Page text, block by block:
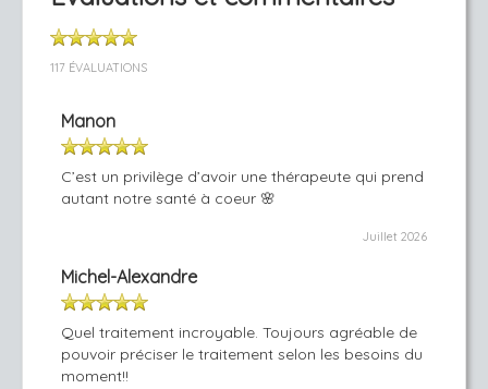
117 ÉVALUATIONS
Manon
C’est un privilège d’avoir une thérapeute qui prend
autant notre santé à coeur 🌸
Juillet 2026
Michel-Alexandre
Quel traitement incroyable. Toujours agréable de
pouvoir préciser le traitement selon les besoins du
moment!!